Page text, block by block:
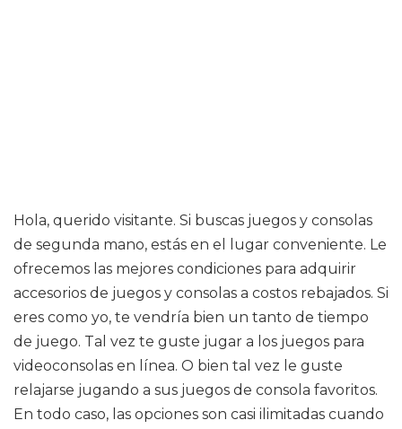
Hola, querido visitante. Si buscas juegos y consolas
de segunda mano, estás en el lugar conveniente. Le
ofrecemos las mejores condiciones para adquirir
accesorios de juegos y consolas a costos rebajados. Si
eres como yo, te vendría bien un tanto de tiempo
de juego. Tal vez te guste jugar a los juegos para
videoconsolas en línea. O bien tal vez le guste
relajarse jugando a sus juegos de consola favoritos.
En todo caso, las opciones son casi ilimitadas cuando